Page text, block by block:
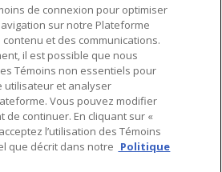
en matière de cookies
de connexion pour optimiser
sur notre Plateforme
et des communications.
il est possible que nous
Témoins non essentiels pour
utilisateur et analyser
Vous pouvez modifier
continuer. En cliquant sur «
l’utilisation des Témoins
que décrit dans notre Politique